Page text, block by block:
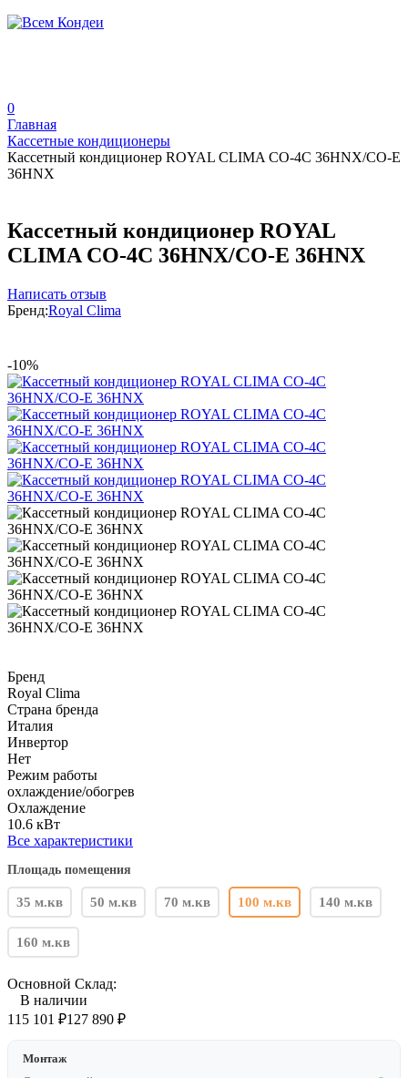
0
Главная
Кассетные кондиционеры
Кассетный кондиционер ROYAL CLIMA CO-4C 36HNX/CO-E
36HNX
Кассетный кондиционер ROYAL
CLIMA CO-4C 36HNX/CO-E 36HNX
Написать отзыв
Бренд:Royal Clima
-10%
Бренд
Royal Clima
Страна бренда
Италия
Инвертор
Нет
Режим работы
охлаждение/обогрев
Охлаждение
10.6 кВт
Все характеристики
Площадь помещения
35 м.кв 50 м.кв 70 м.кв 100 м.кв 140 м.кв
160 м.кв
Основной Склад:
В наличии
115 101 ₽127 890 ₽
Монтаж